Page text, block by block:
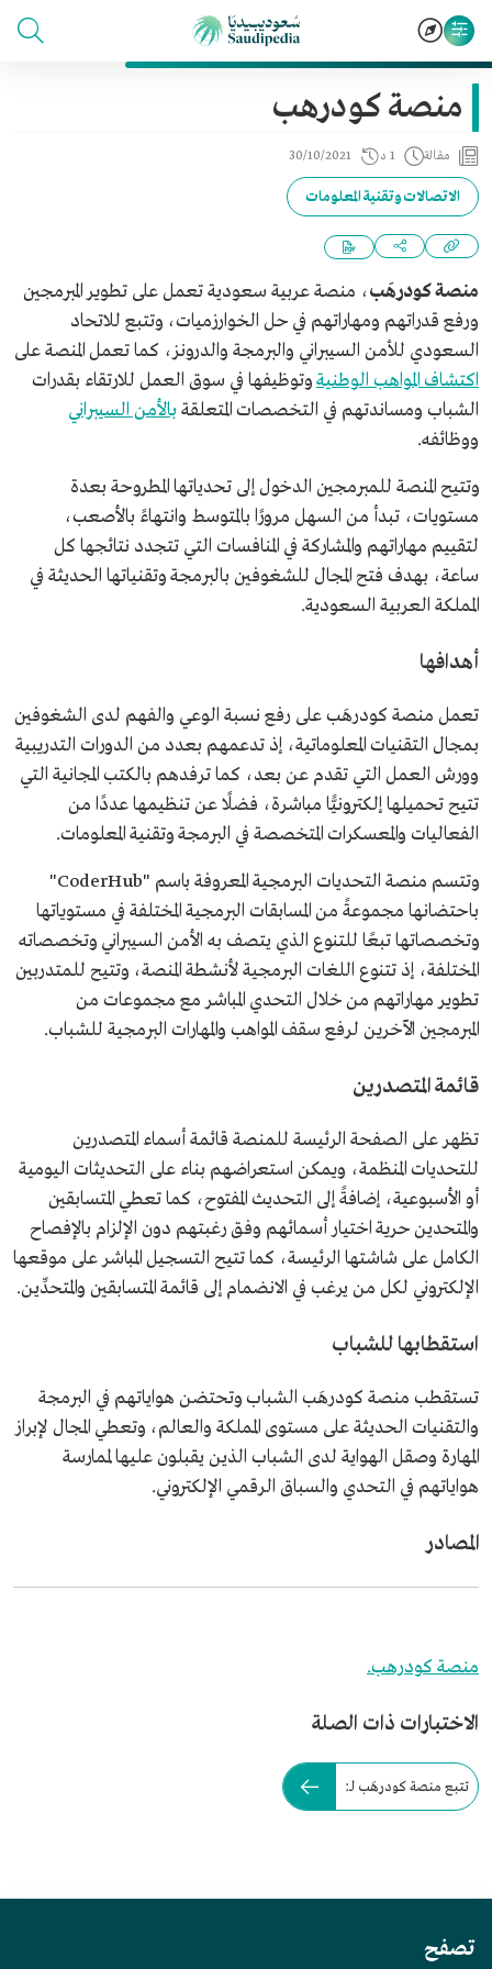
منصة كودرهب
مقالة 1 د 30/10/2021
الاتصالات وتقنية المعلومات
منصة كودرهَب، منصة عربية سعودية تعمل على تطوير المبرمجين
ورفع قدراتهم ومهاراتهم في حل الخوارزميات، وتتبع للاتحاد
السعودي للأمن السيبراني والبرمجة والدرونز، كما تعمل المنصة على
اكتشاف المواهب الوطنيةوتوظيفها في سوق العمل للارتقاء بقدرات
الشباب ومساندتهم في التخصصات المتعلقة بالأمن السيبراني
ووظائفه.
وتتيح المنصة للمبرمجين الدخول إلى تحدياتها المطروحة بعدة
مستويات، تبدأ من السهل مرورًا بالمتوسط وانتهاءً بالأصعب،
لتقييم مهاراتهم والمشاركة في المنافسات التي تتجدد نتائجها كل
ساعة، بهدف فتح المجال للشغوفين بالبرمجة وتقنياتها الحديثة في
المملكة العربية السعودية.
أهدافها
تعمل منصة كودرهَب على رفع نسبة الوعي والفهم لدى الشغوفين
بمجال التقنيات المعلوماتية، إذ تدعمهم بعدد من الدورات التدريبية
وورش العمل التي تقدم عن بعد، كما ترفدهم بالكتب المجانية التي
تتيح تحميلها إلكترونيًّا مباشرة، فضلًا عن تنظيمها عددًا من
الفعاليات والمعسكرات المتخصصة في البرمجة وتقنية المعلومات.
وتتسم منصة التحديات البرمجية المعروفة باسم "CoderHub"
باحتضانها مجموعةً من المسابقات البرمجية المختلفة في مستوياتها
وتخصصاتها تبعًا للتنوع الذي يتصف به الأمن السيبراني وتخصصاته
المختلفة، إذ تتنوع اللغات البرمجية لأنشطة المنصة، وتتيح للمتدربين
تطوير مهاراتهم من خلال التحدي المباشر مع مجموعات من
المبرمجين الآخرين لرفع سقف المواهب والمهارات البرمجية للشباب.
قائمة المتصدرين
تظهر على الصفحة الرئيسة للمنصة قائمة أسماء المتصدرين
للتحديات المنظمة، ويمكن استعراضهم بناء على التحديثات اليومية
أو الأسبوعية، إضافةً إلى التحديث المفتوح، كما تعطي المتسابقين
والمتحدين حرية اختيار أسمائهم وفق رغبتهم دون الإلزام بالإفصاح
الكامل على شاشتها الرئيسة، كما تتيح التسجيل المباشر على موقعها
الإلكتروني لكل من يرغب في الانضمام إلى قائمة المتسابقين والمتحدِّين.
استقطابها للشباب
تستقطب منصة كودرهَب الشباب وتحتضن هواياتهم في البرمجة
والتقنيات الحديثة على مستوى المملكة والعالم، وتعطي المجال لإبراز
المهارة وصقل الهواية لدى الشباب الذين يقبلون عليها لممارسة
هواياتهم في التحدي والسباق الرقمي الإلكتروني.
المصادر
منصة كودرهب.
الاختبارات ذات الصلة
تتبع منصة كودرهَب لـ:
تصفح